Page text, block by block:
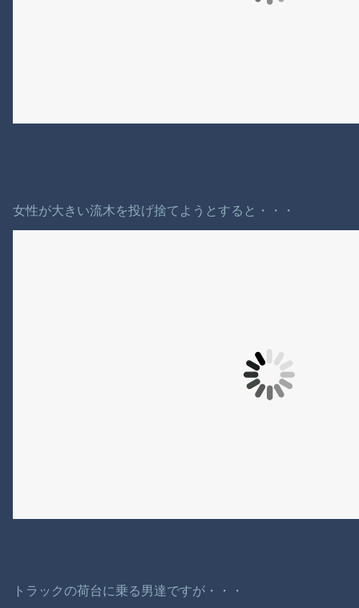
女性が大きい流木を投げ捨てようとすると・・・
トラックの荷台に乗る男達ですが・・・